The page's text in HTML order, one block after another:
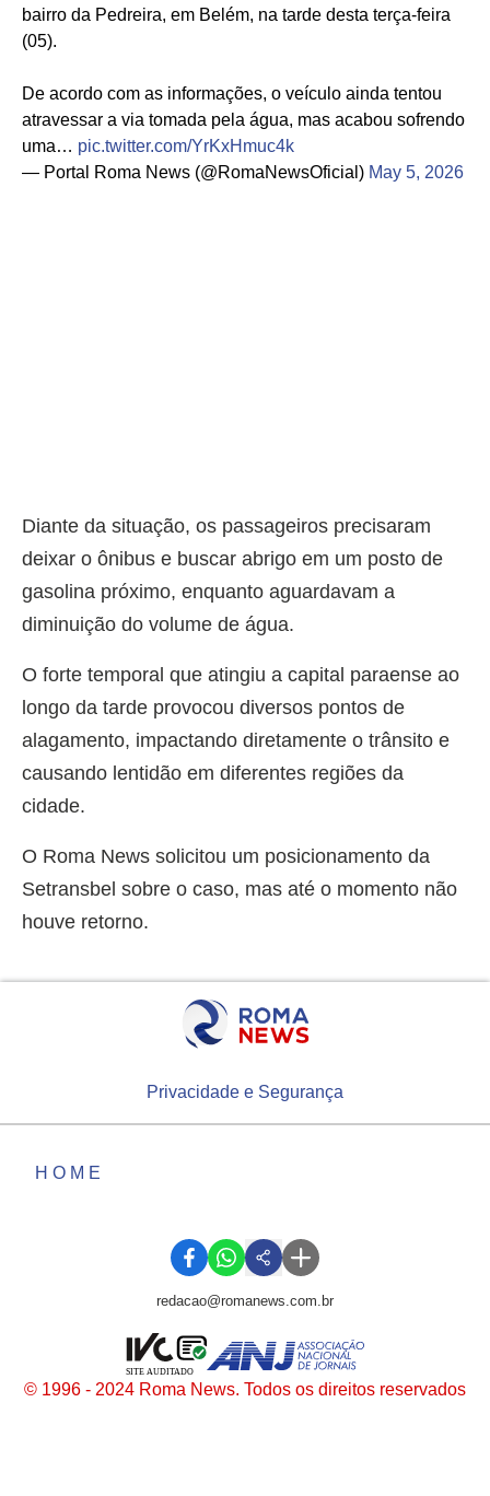
bairro da Pedreira, em Belém, na tarde desta terça-feira
(05).
De acordo com as informações, o veículo ainda tentou
atravessar a via tomada pela água, mas acabou sofrendo
uma… pic.twitter.com/YrKxHmuc4k
— Portal Roma News (@RomaNewsOficial) May 5, 2026
Diante da situação, os passageiros precisaram
deixar o ônibus e buscar abrigo em um posto de
gasolina próximo, enquanto aguardavam a
diminuição do volume de água.
O forte temporal que atingiu a capital paraense ao
longo da tarde provocou diversos pontos de
alagamento, impactando diretamente o trânsito e
causando lentidão em diferentes regiões da
cidade.
O Roma News solicitou um posicionamento da
Setransbel sobre o caso, mas até o momento não
houve retorno.
Privacidade e Segurança
HOME
redacao@romanews.com.br
© 1996 - 2024 Roma News. Todos os direitos reservados
SITE AUDITADO